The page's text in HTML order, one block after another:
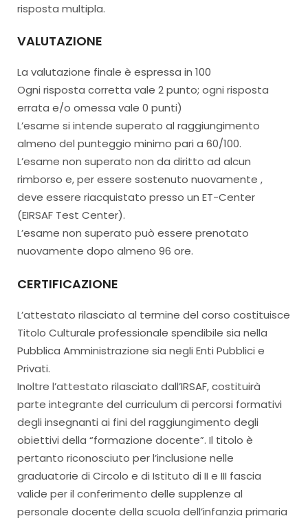
risposta multipla.
VALUTAZIONE
La valutazione finale è espressa in 100
Ogni risposta corretta vale 2 punto; ogni risposta
errata e/o omessa vale 0 punti)
L’esame si intende superato al raggiungimento
almeno del punteggio minimo pari a 60/100.
L’esame non superato non da diritto ad alcun
rimborso e, per essere sostenuto nuovamente ,
deve essere riacquistato presso un ET-Center
(EIRSAF Test Center).
L’esame non superato può essere prenotato
nuovamente dopo almeno 96 ore.
CERTIFICAZIONE
L’attestato rilasciato al termine del corso costituisce
Titolo Culturale professionale spendibile sia nella
Pubblica Amministrazione sia negli Enti Pubblici e
Privati.
Inoltre l’attestato rilasciato dall’IRSAF, costituirà
parte integrante del curriculum di percorsi formativi
degli insegnanti ai fini del raggiungimento degli
obiettivi della “formazione docente”. Il titolo è
pertanto riconosciuto per l’inclusione nelle
graduatorie di Circolo e di Istituto di II e III fascia
valide per il conferimento delle supplenze al
personale docente della scuola dell’infanzia primaria